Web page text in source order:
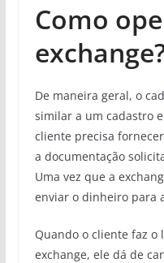
Como
De maneira geral, o
similar a um cadastro
cliente precisa
a documentação
Uma vez que a
enviar o dinheiro para
Quando o cliente faz o
exchange, ele dá de